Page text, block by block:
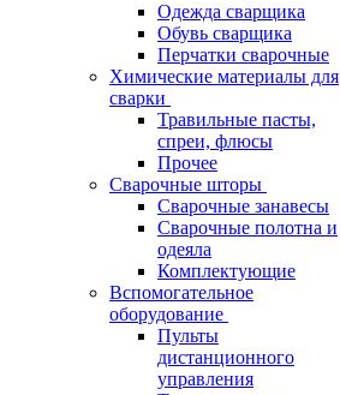
Одежда сварщика
Обувь сварщика
Перчатки сварочные
Химические материалы для
сварки
Травильные пасты,
спреи, флюсы
Прочее
Сварочные шторы
Сварочные занавесы
Сварочные полотна и
одеяла
Комплектующие
Вспомогательное
оборудование
Пульты
дистанционного
управления